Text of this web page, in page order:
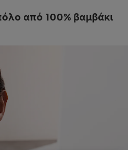
από 100% βαμβάκι